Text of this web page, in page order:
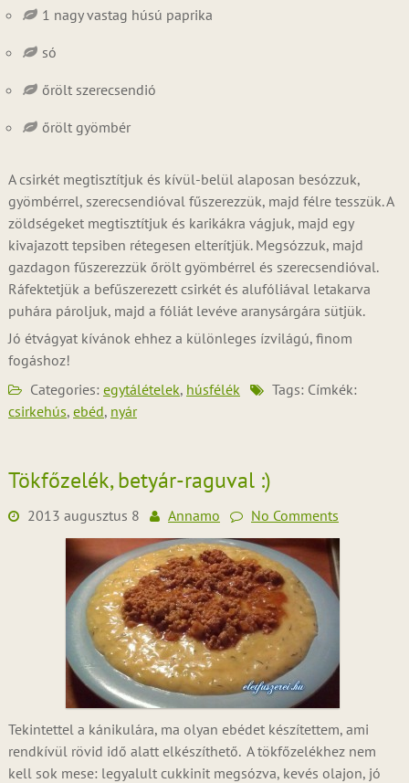
1 nagy vastag húsú paprika
só
őrölt szerecsendió
őrölt gyömbér
A csirkét megtisztítjuk és kívül-belül alaposan besózzuk,
gyömbérrel, szerecsendióval fűszerezzük, majd félre tesszük. A
zöldségeket megtisztítjuk és karikákra vágjuk, majd egy
kivajazott tepsiben rétegesen elterítjük. Megsózzuk, majd
gazdagon fűszerezzük őrölt gyömbérrel és szerecsendióval.
Ráfektetjük a befűszerezett csirkét és alufóliával letakarva
puhára pároljuk, majd a fóliát levéve aranysárgára sütjük.
Jó étvágyat kívánok ehhez a különleges ízvilágú, finom
fogáshoz!
Categories: egytálételek, húsfélék
Tags: Címkék:
csirkehús, ebéd, nyár
Tökfőzelék, betyár-raguval :)
2013 augusztus 8 Annamo No Comments
Tekintettel a kánikulára, ma olyan ebédet készítettem, ami
rendkívül rövid idő alatt elkészíthető. A tökfőzelékhez nem
kell sok mese: legyalult cukkinit megsózva, kevés olajon, jó